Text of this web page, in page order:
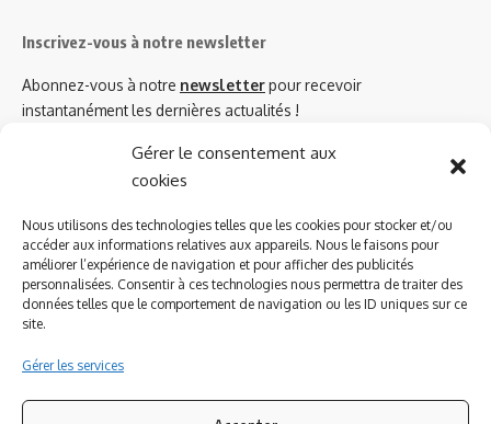
Gérer le consentement aux
cookies
Nous utilisons des technologies telles que les cookies pour stocker et/ou
accéder aux informations relatives aux appareils. Nous le faisons pour
améliorer l’expérience de navigation et pour afficher des publicités
personnalisées. Consentir à ces technologies nous permettra de traiter des
données telles que le comportement de navigation ou les ID uniques sur ce
site.
Gérer les services
Inscrivez-vous à notre newsletter
Abonnez-vous à notre newsletterpour recevoir
instantanément les dernières actualités !
Azinat.com TV soutient